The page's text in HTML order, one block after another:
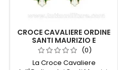
CROCE CAVALIERE ORDINE
SANTI MAURIZIO E
LAZZARO (0)
La Croce Cavaliere